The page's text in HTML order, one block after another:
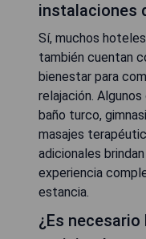
instalaciones
Sí, muchos
también cuentan
bienestar para
relajación.
baño turco,
masajes
adicionales
experiencia
estancia.
¿Es